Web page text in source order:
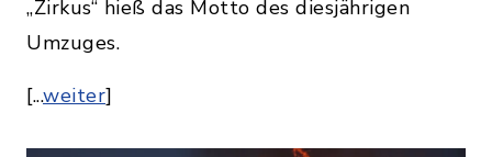
„Zirkus“ hieß das Motto des diesjährigen
Umzuges.
[...weiter]